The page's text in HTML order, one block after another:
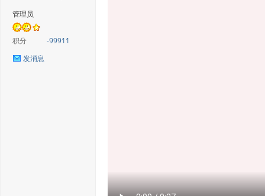
管理员
积分
-99911
发消息